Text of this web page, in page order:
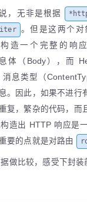
		})
":9999")
，无非是根据
。但是这两个对
造一个完整的响
体（Body），而
消息类型（
。因此，如果不进行
复，繁杂的代码，而
造出 HTTP 响应是
要的点就是对路由
做比较，感受下封装